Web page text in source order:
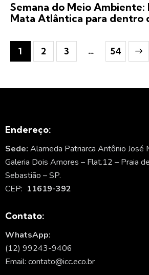
Semana do Meio Ambiente:
Mata Atlântica para dentro
1 2 3 … 54
>
Endereço:
Sede: Alameda Patriarca Antônio José
Galeria Dois Amores – Flat.12 – Praia
Sebastião – SP.
CEP: 11619-392
Contato:
WhatsApp:
(12) 99243-9406
Email: contato@icc.eco.br